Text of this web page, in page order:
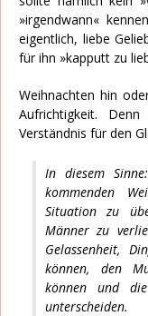
»irgendwann«
eigentlich, liebe
für ihn »kapputt zu
Weihnachten hin
Aufrichtigkeit.
Verständnis für den
In diesem
kommenden
Situation zu
Männer zu
Gelassenheit,
können, den
können und
unterscheiden.